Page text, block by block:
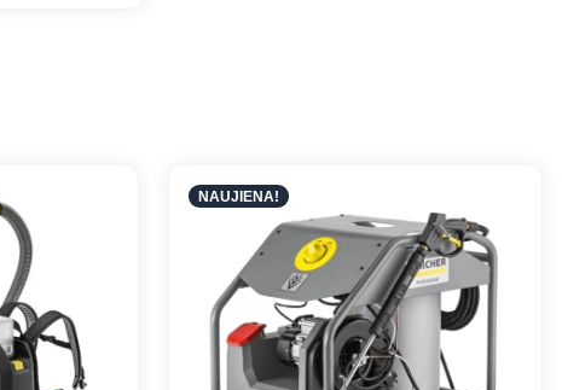
NAUJIENA!